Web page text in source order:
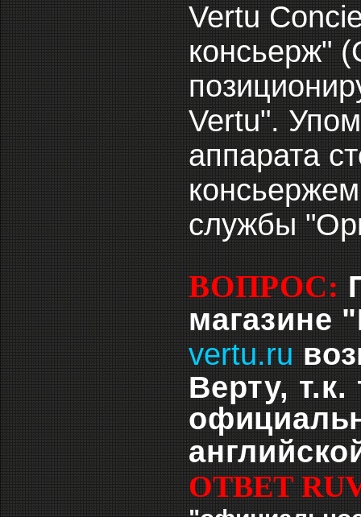
Vertu
консьерж"
Vertu".
аппарата
службы
ВОПРОС:
магазине
vertu.ru
Верту,
ОТВЕТ